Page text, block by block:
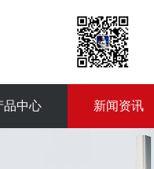
品中心 新闻资讯